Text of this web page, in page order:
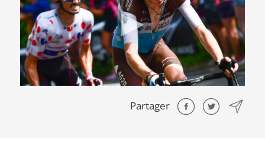
Partager